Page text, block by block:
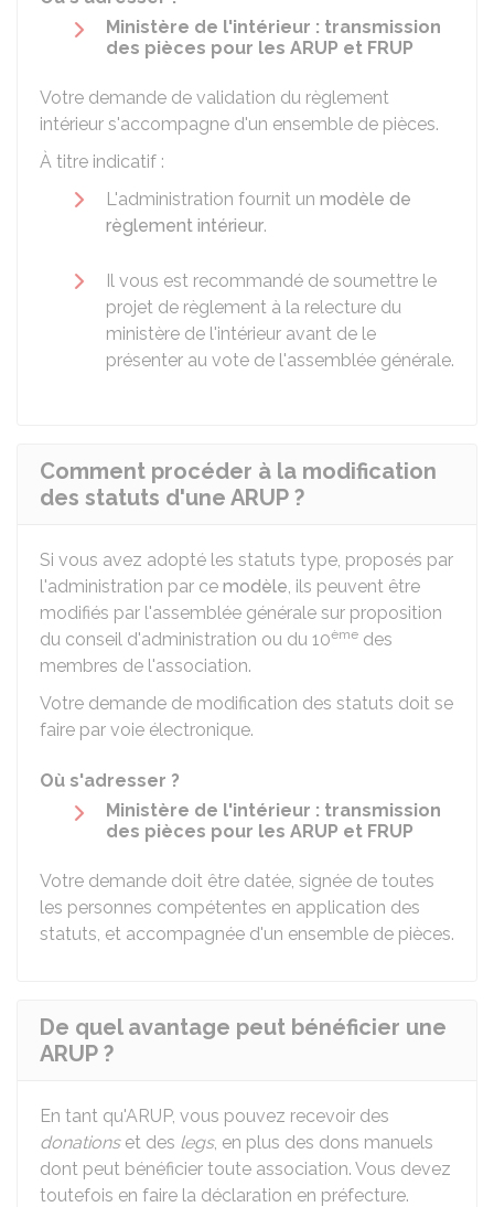
Ministère de l'intérieur : transmission
des pièces pour les ARUP et FRUP
Votre demande de validation du règlement
intérieur s'accompagne d'un ensemble de pièces.
À titre indicatif :
L'administration fournit un modèle de
règlement intérieur.
Il vous est recommandé de soumettre le
projet de règlement à la relecture du
ministère de l'intérieur avant de le
présenter au vote de l'assemblée générale.
Comment procéder à la modification
des statuts d'une ARUP ?
Si vous avez adopté les statuts type, proposés par
l'administration par ce modèle, ils peuvent être
modifiés par l'assemblée générale sur proposition
du conseil d'administration ou du 10ème des
membres de l'association.
Votre demande de modification des statuts doit se
faire par voie électronique.
Où s'adresser ?
Ministère de l'intérieur : transmission
des pièces pour les ARUP et FRUP
Votre demande doit être datée, signée de toutes
les personnes compétentes en application des
statuts, et accompagnée d'un ensemble de pièces.
De quel avantage peut bénéficier une
ARUP ?
En tant qu'ARUP, vous pouvez recevoir des
donationset des legs, en plus des dons manuels
dont peut bénéficier toute association. Vous devez
toutefois en faire la déclaration en préfecture.